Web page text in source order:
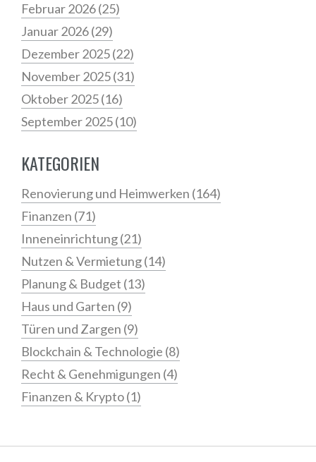
Februar 2026(25)
Januar 2026(29)
Dezember 2025(22)
November 2025(31)
Oktober 2025(16)
September 2025(10)
KATEGORIEN
Renovierung und Heimwerken (164)
Finanzen (71)
Inneneinrichtung(21)
Nutzen & Vermietung(14)
Planung & Budget (13)
Haus und Garten (9)
Türen und Zargen (9)
Blockchain & Technologie (8)
Recht & Genehmigungen (4)
Finanzen & Krypto(1)